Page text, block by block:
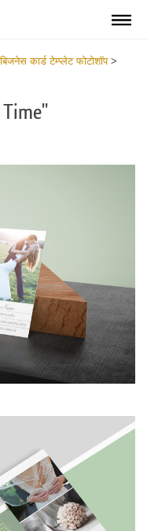
कार्ड टेम्प्लेट फोटोशॉप>